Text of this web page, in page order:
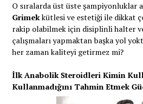
O sıralarda üst üste şampiyonluklar
Grimekkütlesi ve estetiği ile dikkat
rakip olabilmek için disiplinli halter
çalışmaları yapmaktan başka yol
her zaman kaliteyi getirmez mi?
İlk Anabolik Steroidleri Kimin
Kullanmadığını Tahmin Etmek